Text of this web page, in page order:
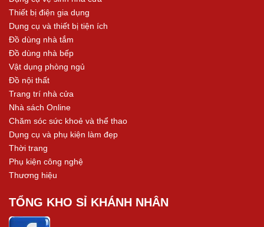
Thiết bị điện gia dụng
Dụng cụ và thiết bị tiện ích
Đồ dùng nhà tắm
Đồ dùng nhà bếp
Vật dụng phòng ngủ
Đồ nội thất
Trang trí nhà cửa
Nhà sách Online
Chăm sóc sức khoẻ và thể thao
Dụng cụ và phụ kiện làm đẹp
Thời trang
Phụ kiện công nghệ
Thương hiệu
TỔNG KHO SỈ KHÁNH NHÂN